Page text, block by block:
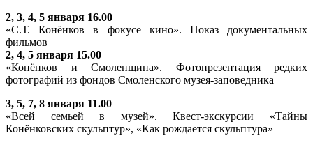
2, 3, 4, 5 января 16.00
«С.Т. Конёнков в фокусе кино». Показ документальных
фильмов
2, 4, 5 января 15.00
«Конёнков и Смоленщина». Фотопрезентация редких
фотографий из фондов Смоленского музея-заповедника
3, 5, 7, 8 января 11.00
«Всей семьей в музей». Квест-экскурсии «Тайны
Конёнковских скульптур», «Как рождается скульптура»